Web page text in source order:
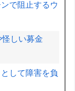
で阻止するウ
怪しい募金
して障害を負